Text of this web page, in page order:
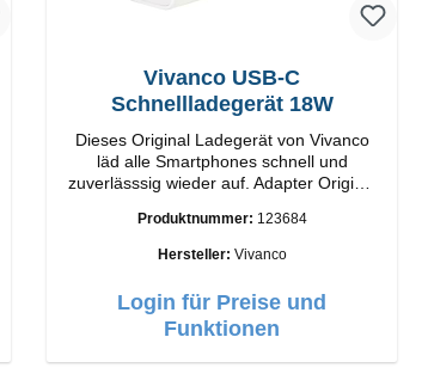
Vivanco USB-C
Schnellladegerät 18W
Dieses Original Ladegerät von Vivanco
läd alle Smartphones schnell und
zuverlässsig wieder auf. Adapter Original
Anschlüsse: USB-C Output: 18W Farbe:
Weiss
Produktnummer: 123684
Hersteller: Vivanco
Login für Preise und
Funktionen